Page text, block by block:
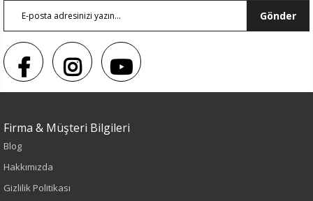
Gönder
Firma & Müşteri Bilgileri
Blog
Hakkımızda
Gizlilik Politikası